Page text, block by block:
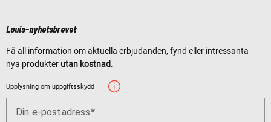
Louis-nyhetsbrevet
Få all information om aktuella erbjudanden, fynd eller intressanta
nya produkter utan kostnad.
Upplysning om uppgiftsskydd
Din e-postadress